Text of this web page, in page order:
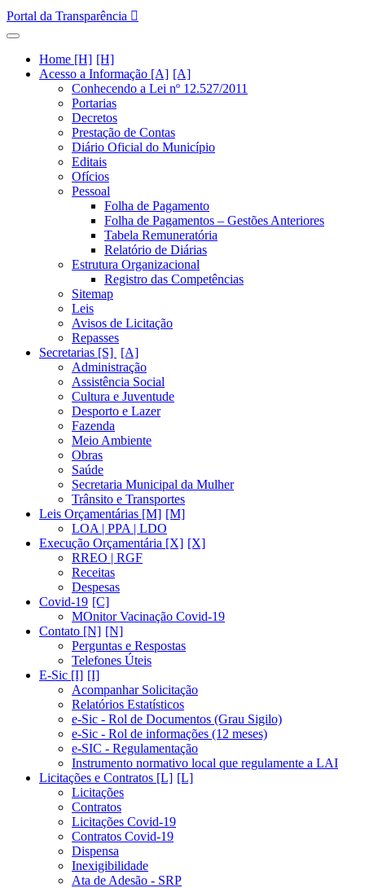
Portal da Transparência
Home [H]
Acesso a Informação [A]
Conhecendo a Lei nº 12.527/2011
Portarias
Decretos
Prestação de Contas
Diário Oficial do Município
Editais
Ofícios
Pessoal
Folha de Pagamento
Folha de Pagamentos – Gestões Anteriores
Tabela Remuneratória
Relatório de Diárias
Estrutura Organizacional
Registro das Competências
Sitemap
Leis
Avisos de Licitação
Repasses
Secretarias [S]
Administração
Assistência Social
Cultura e Juventude
Desporto e Lazer
Fazenda
Meio Ambiente
Obras
Saúde
Secretaria Municipal da Mulher
Trânsito e Transportes
Leis Orçamentárias [M]
LOA | PPA | LDO
Execução Orçamentária [X]
RREO | RGF
Receitas
Despesas
Covid-19
MOnitor Vacinação Covid-19
Contato [N]
Perguntas e Respostas
Telefones Úteis
E-Sic [I]
Acompanhar Solicitação
Relatórios Estatísticos
e-Sic - Rol de Documentos (Grau Sigilo)
e-Sic - Rol de informações (12 meses)
e-SIC - Regulamentação
Instrumento normativo local que regulamente a LAI
Licitações e Contratos [L]
Licitações
Contratos
Licitações Covid-19
Contratos Covid-19
Dispensa
Inexigibilidade
Ata de Adesão - SRP